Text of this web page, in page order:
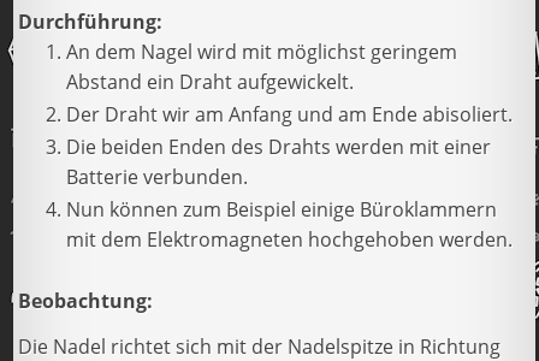
Durchführung:
An dem Nagel wird mit möglichst geringem
Abstand ein Draht aufgewickelt.
Der Draht wir am Anfang und am Ende abisoliert.
Die beiden Enden des Drahts werden mit einer
Batterie verbunden.
Nun können zum Beispiel einige Büroklammern
mit dem Elektromagneten hochgehoben werden.
Beobachtung:
Die Nadel richtet sich mit der Nadelspitze in Richtung